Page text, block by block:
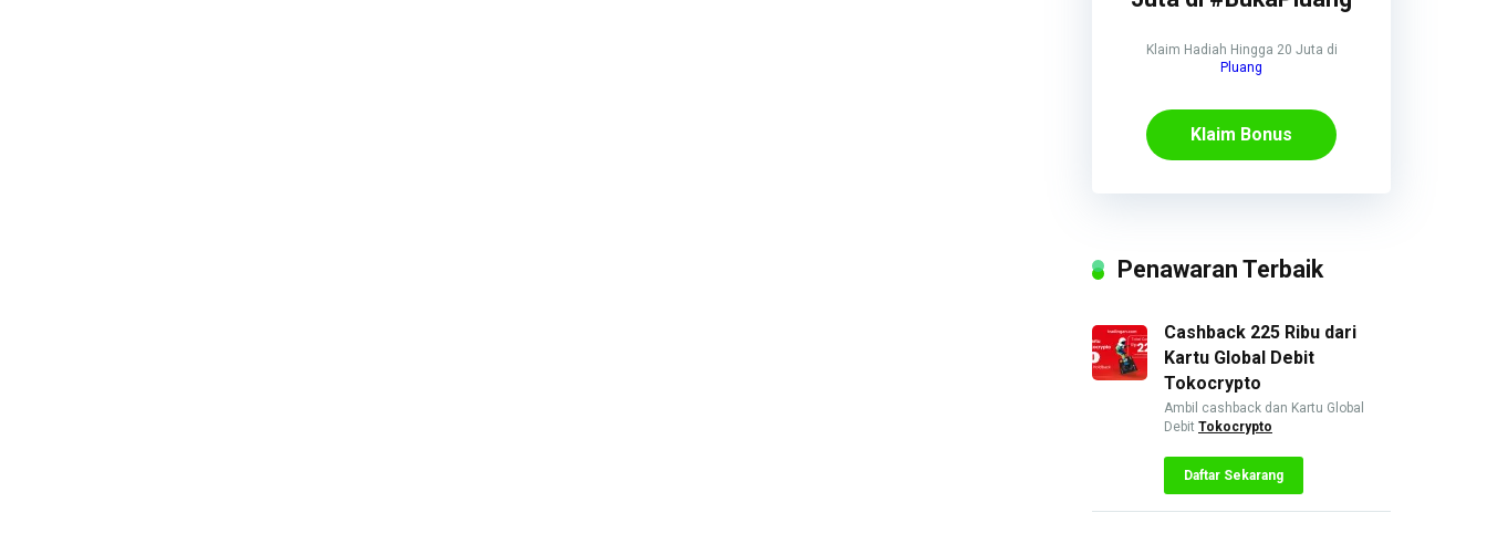
Klaim Hadiah Hingga 20 Juta di
Pluang
Klaim Bonus
Penawaran Terbaik
Cashback 225 Ribu dari
Kartu Global Debit
Tokocrypto
Ambil cashback dan Kartu Global
Debit Tokocrypto
Daftar Sekarang